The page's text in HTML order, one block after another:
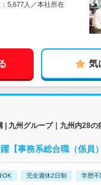
5,677人／本社所在
気
| 九州グループ｜九州内28の
【事務系総合職（係員
OK 完全週休2日制 学歴不